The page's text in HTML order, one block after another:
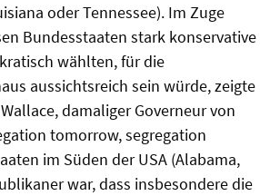
oder Tennessee). Im Zuge
Bundesstaaten stark konservative
wählten, für die
aussichtsreich sein würde, zeigte
damaliger Governeur von
tomorrow, segregation
im Süden der USA (Alabama,
war, dass insbesondere die